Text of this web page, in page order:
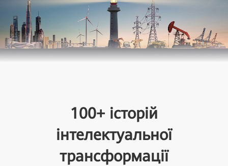
100+ історій
інтелектуальної
трансформації